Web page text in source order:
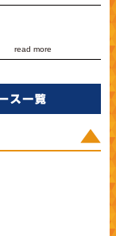
read more